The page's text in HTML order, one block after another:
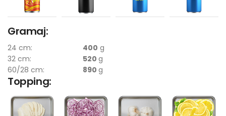
Gramaj:
24 cm: 400 g
32 cm:
520g
60/28 cm:
890g
Topping: